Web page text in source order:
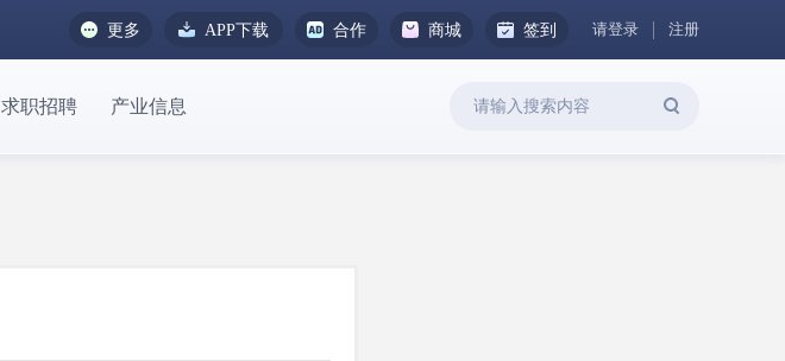
更多 APP下载 合作 商城 签到 请登录 注册
求职招聘 产业信息